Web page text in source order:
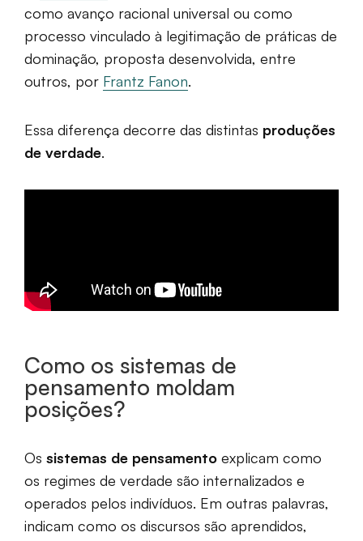
como avanço racional universal ou como
processo vinculado à legitimação de práticas de
dominação, proposta desenvolvida, entre
outros, por Frantz Fanon.
Essa diferença decorre das distintas produções
de verdade.
Como os sistemas de
pensamento moldam
posições?
Os sistemas de pensamento explicam como
os regimes de verdade são internalizados e
operados pelos indivíduos. Em outras palavras,
indicam como os discursos são aprendidos,